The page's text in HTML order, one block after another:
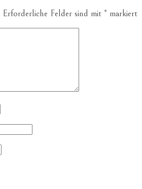
Erforderliche Felder sind mit * markiert